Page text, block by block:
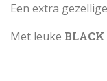
Een extra
Met leuke